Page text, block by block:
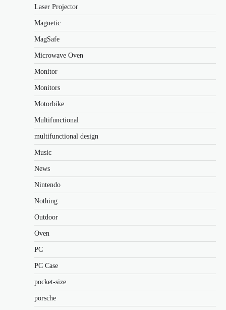
Laser Projector
Magnetic
MagSafe
Microwave Oven
Monitor
Monitors
Motorbike
Multifunctional
multifunctional design
Music
News
Nintendo
Nothing
Outdoor
Oven
PC
PC Case
pocket-size
porsche